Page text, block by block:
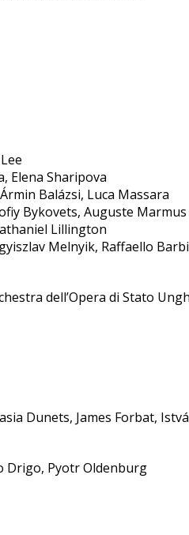
Elena Sharipova
Balázsi, Luca Massara
Bykovets, Auguste Marmus
Lillington
Melnyik, Raffaello
dell’Opera di Stato
Dunets, James Forbat,
Drigo, Pyotr Oldenburg